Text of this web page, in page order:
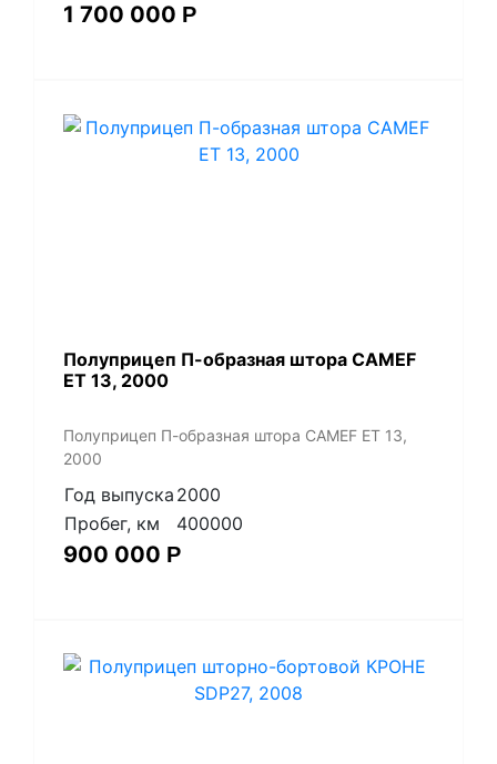
1 700 000 Р
Полуприцеп П-образная штора CAMEF
ET 13, 2000
Полуприцеп П-образная штора CAMEF ET 13,
2000
Год выпуска 2000
Пробег, км
400000
900 000 Р